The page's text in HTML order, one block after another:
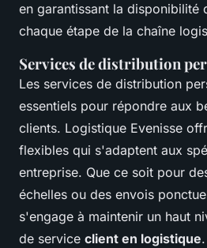
en garantissant la disponibilité
chaque étape de la chaîne
Services de distribution
Les services de distribution
essentiels pour répondre aux
clients. Logistique Evenisse
flexibles qui s'adaptent aux
entreprise. Que ce soit pour
échelles ou des envois
s'engage à maintenir un haut
de service client en logistique